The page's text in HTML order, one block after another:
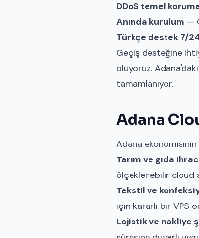
DDoS temel
Anında kurulum —
Türkçe destek 7/24
Geçiş desteğine
oluyoruz.
tamamlanıyor.
Adana
Adana
Tarım ve gıda
ölçeklenebilir cloud
Tekstil ve
için kararlı bir VPS
Lojistik ve nakliye